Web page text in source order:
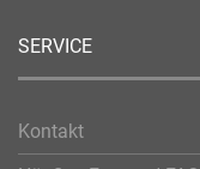
SERVICE
Kontakt